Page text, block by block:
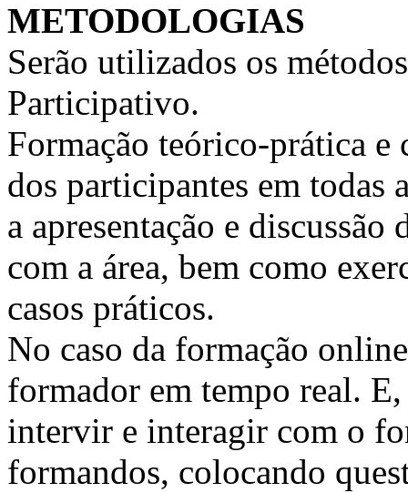
METODOLOGIAS
Serão utilizados os
Participativo.
Formação teórico-prática e
dos participantes em todas
a apresentação e
com a área, bem como
casos práticos.
No caso da formação
formador em tempo real.
intervir e interagir com o
formandos, colocando